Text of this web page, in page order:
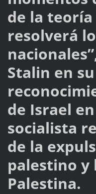
de la teoría
resolverá
Stalin en su
de Israel
socialista
de la
palestino y
Palestina.